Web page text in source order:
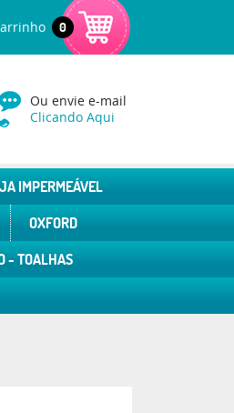
0
Ou envie e-mail
Clicando Aqui
IMPERMEÁVEL
OXFORD
- TOALHAS